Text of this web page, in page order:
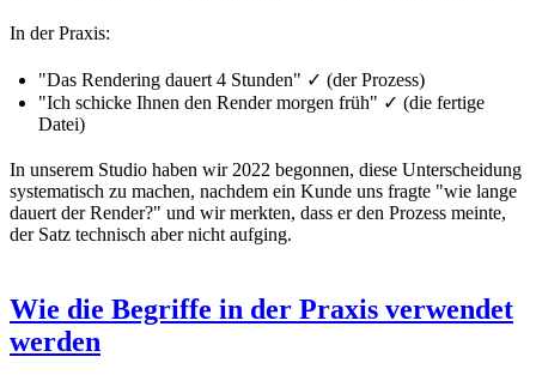
In der Praxis:
"Das Rendering dauert 4 Stunden" ✓ (der Prozess)
"Ich schicke Ihnen den Render morgen früh" ✓ (die fertige
Datei)
In unserem Studio haben wir 2022 begonnen, diese Unterscheidung
systematisch zu machen, nachdem ein Kunde uns fragte "wie lange
dauert der Render?" und wir merkten, dass er den Prozess meinte,
der Satz technisch aber nicht aufging.
Wie die Begriffe in der Praxis verwendet
werden